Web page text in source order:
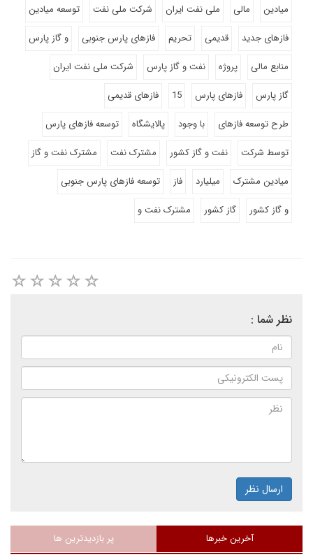
میادین
مالی ملی نفت ایران شرکت ملی نفت
توسعه میادین
فازهای جدید
قدیمی تحریم فازهای پارس جنوبی
و گاز پارس
منابع مالی
پروژه نفت و گاز پارس
شرکت ملی نفت ایران
گاز پارس
فازهای پارس 15
فازهای قدیمی
طرح توسعه فازهای
با وجود پالایشگاه
توسعه فازهای پارس
توسط شرکت
نفت و گاز کشور مشترک نفت
مشترک نفت و گاز
میادین مشترک
میلیارد فاز
توسعه فازهای پارس جنوبی
و گاز کشور
گاز کشور مشترک نفت و
نظر شما :
ارسال نظر
آخرین خبرها پر بازدیدترین ها